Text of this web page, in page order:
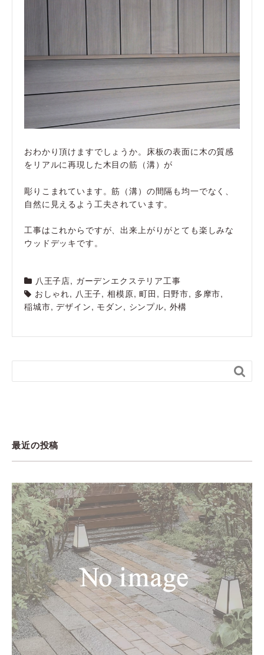
おわかり頂けますでしょうか。床板の表面に木の質感
をリアルに再現した木目の筋（溝）が
彫りこまれています。筋（溝）の間隔も均一でなく、
自然に見えるよう工夫されています。
工事はこれからですが、出来上がりがとても楽しみな
ウッドデッキです。
八王子店, ガーデンエクステリア工事
おしゃれ, 八王子, 相模原,町田 , 日野市, 多摩市,
稲城市,デザイン, モダン, シンプル, 外構

最近の投稿